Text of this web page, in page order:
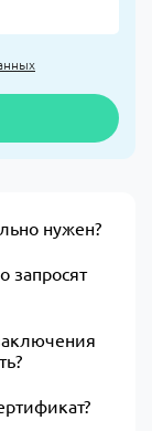
нужен?
запросят